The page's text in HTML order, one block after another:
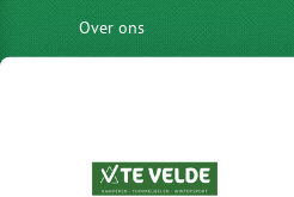
Over ons
vacatures